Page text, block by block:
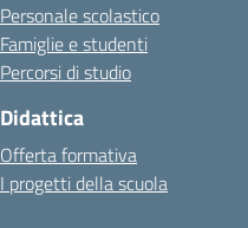
Personale scolastico
Famiglie e studenti
Percorsi di studio
Didattica
Offerta formativa
I progetti della scuola